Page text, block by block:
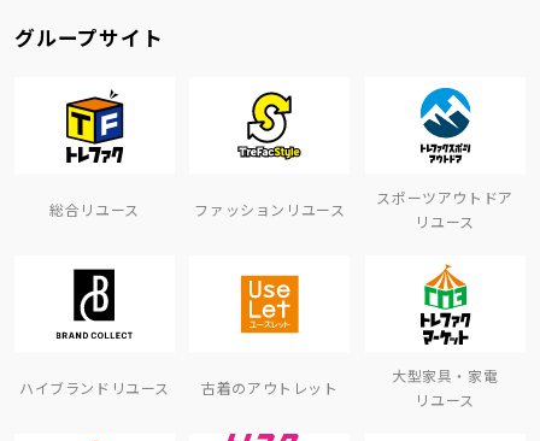
グループサイト
総合リユース ファッションリユース
スポーツアウトドア
リユース
ハイブランドリユース 古着のアウトレット
大型家具・家電
リユース